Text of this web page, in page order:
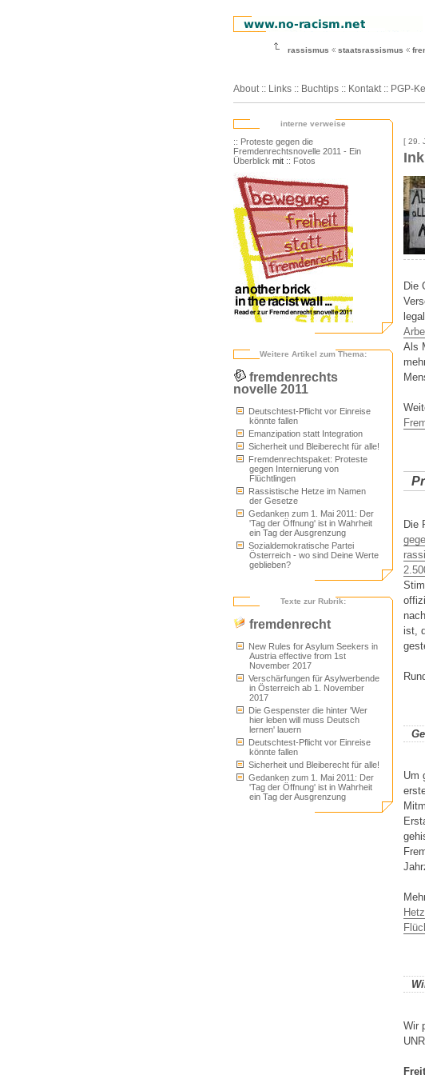
rassismus staatsrassismus
About :: Links :: Buchtips :: Kontakt :: PGP-
interne verweise
:: Proteste gegen die
Fremdenrechtsnovelle 2011 - Ein
Überblick mit :: Fotos
Weitere Artikel zum Thema:
fremdenrechts
novelle 2011
Deutschtest-Pflicht vor Einreise
könnte fallen
Emanzipation statt Integration
Sicherheit und Bleiberecht für alle!
Fremdenrechtspaket: Proteste
gegen Internierung von
Flüchtlingen
Rassistische Hetze im Namen
der Gesetze
Gedanken zum 1. Mai 2011: Der
'Tag der Öffnung' ist in Wahrheit
ein Tag der Ausgrenzung
Sozialdemokratische Partei
Österreich - wo sind Deine Werte
geblieben?
Texte zur Rubrik:
fremdenrecht
New Rules for Asylum Seekers in
Austria effective from 1st
November 2017
Verschärfungen für Asylwerbende
in Österreich ab 1. November
2017
Die Gespenster die hinter 'Wer
hier leben will muss Deutsch
lernen' lauern
Deutschtest-Pflicht vor Einreise
könnte fallen
Sicherheit und Bleiberecht für alle!
Gedanken zum 1. Mai 2011: Der
'Tag der Öffnung' ist in Wahrheit
ein Tag der Ausgrenzung
[ 29.
Die
Als
Die
ist,
Um
Wir